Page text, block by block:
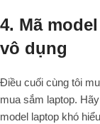
4. Mã
vô dụng
Điều cuối cùng tôi
mua sắm laptop.
model laptop khó